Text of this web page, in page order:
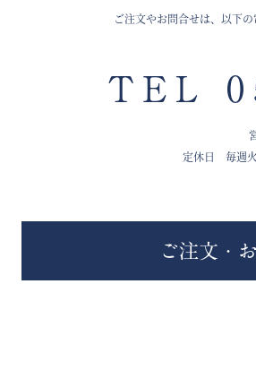
ご注文やお問合せは、以下
TEL
定休日 毎週火
ご注文・